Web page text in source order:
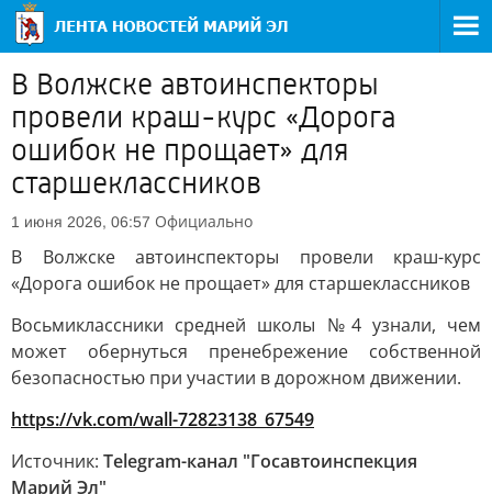
В Волжске автоинспекторы
провели краш-курс «Дорога
ошибок не прощает» для
старшеклассников
1 июня 2026, 06:57 Официально
В Волжске автоинспекторы провели краш-курс
«Дорога ошибок не прощает» для старшеклассников
Восьмиклассники средней школы №4 узнали, чем
может обернуться пренебрежение собственной
безопасностью при участии в дорожном движении.
https://vk.com/wall-72823138_67549
Источник: Telegram-канал "Госавтоинспекция
Марий Эл"